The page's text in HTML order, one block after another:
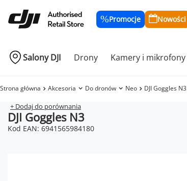
Promocje Nowości
Salony DJI Drony Kamery i mikrofony
Strona główna Akcesoria Do dronów Neo DJI Goggles N3
+ Dodaj do porównania
DJI Goggles N3
Kod EAN: 6941565984180